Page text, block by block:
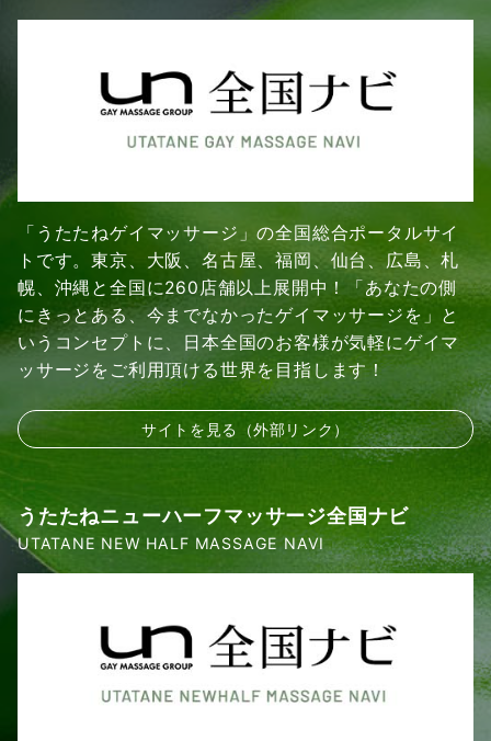
「うたたねゲイマッサージ」の全国総合ポータルサイ
トです。東京、大阪、名古屋、福岡、仙台、広島、札
幌、沖縄と全国に260店舗以上展開中！「あなたの側
にきっとある、今までなかったゲイマッサージを」と
いうコンセプトに、日本全国のお客様が気軽にゲイマ
ッサージをご利用頂ける世界を目指します！
サイトを見る（外部リンク）
うたたねニューハーフマッサージ全国ナビ
UTATANE NEW HALF MASSAGE NAVI